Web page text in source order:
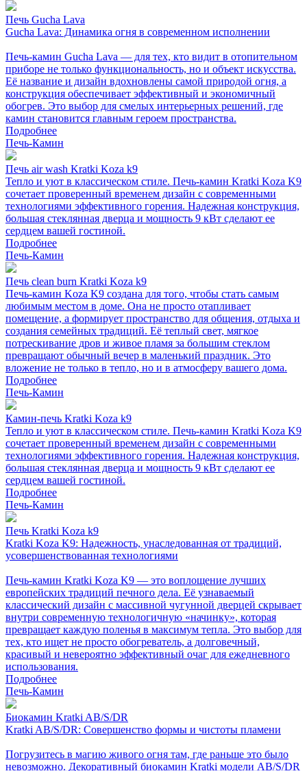
Печь Gucha Lava
Gucha Lava: Динамика огня в современном исполнении
Печь-камин Gucha Lava — для тех, кто видит в отопительном
приборе не только функциональность, но и объект искусства.
Её название и дизайн вдохновлены самой природой огня, а
конструкция обеспечивает эффективный и экономичный
обогрев. Это выбор для смелых интерьерных решений, где
камин становится главным героем пространства.
Подробнее
Печь-Камин
Печь air wash Kratki Koza k9
Тепло и уют в классическом стиле. Печь-камин Kratki Koza K9
сочетает проверенный временем дизайн с современными
технологиями эффективного горения. Надежная конструкция,
большая стеклянная дверца и мощность 9 кВт сделают ее
сердцем вашей гостиной.
Подробнее
Печь-Камин
Печь clean burn Kratki Koza k9
Печь-камин Koza K9 создана для того, чтобы стать самым
любимым местом в доме. Она не просто отапливает
помещение, а формирует пространство для общения, отдыха и
создания семейных традиций. Её теплый свет, мягкое
потрескивание дров и живое пламя за большим стеклом
превращают обычный вечер в маленький праздник. Это
вложение не только в тепло, но и в атмосферу вашего дома.
Подробнее
Печь-Камин
Камин-печь Kratki Koza k9
Тепло и уют в классическом стиле. Печь-камин Kratki Koza K9
сочетает проверенный временем дизайн с современными
технологиями эффективного горения. Надежная конструкция,
большая стеклянная дверца и мощность 9 кВт сделают ее
сердцем вашей гостиной.
Подробнее
Печь-Камин
Печь Kratki Koza k9
Kratki Koza K9: Надежность, унаследованная от традиций,
усовершенствованная технологиями
Печь-камин Kratki Koza K9 — это воплощение лучших
европейских традиций печного дела. Её узнаваемый
классический дизайн с массивной чугунной дверцей скрывает
внутри современную технологичную «начинку», которая
превращает каждую поленья в максимум тепла. Это выбор для
тех, кто ищет не просто обогреватель, а долговечный,
красивый и невероятно эффективный очаг для ежедневного
использования.
Подробнее
Печь-Камин
Биокамин Kratki AB/S/DR
Kratki AB/S/DR: Совершенство формы и чистоты пламени
Погрузитесь в магию живого огня там, где раньше это было
невозможно. Декоративный биокамин Kratki модели AB/S/DR